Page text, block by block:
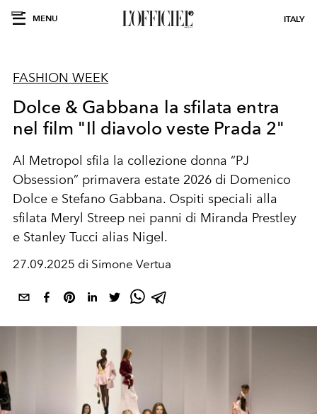
MENU ITALY
FASHION WEEK
Dolce & Gabbana la sfilata entra
nel film "Il diavolo veste Prada 2"
Al Metropol sfila la collezione donna “PJ
Obsession” primavera estate 2026 di Domenico
Dolce e Stefano Gabbana. Ospiti speciali alla
sfilata Meryl Streep nei panni di Miranda Prestley
e Stanley Tucci alias Nigel.
27.09.2025 di Simone Vertua